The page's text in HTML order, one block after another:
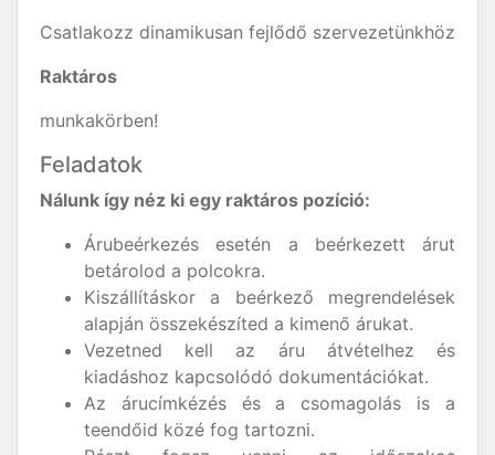
Csatlakozz dinamikusan fejlődő szervezetünkhöz
Raktáros
munkakörben!
Feladatok
Nálunk így néz ki egy raktáros pozíció:
Árubeérkezés esetén a beérkezett árut
betárolod a polcokra.
Kiszállításkor a beérkező megrendelések
alapján összekészíted a kimenő árukat.
Vezetned kell az áru átvételhez és
kiadáshoz kapcsolódó dokumentációkat.
Az árucímkézés és a csomagolás is a
teendőid közé fog tartozni.